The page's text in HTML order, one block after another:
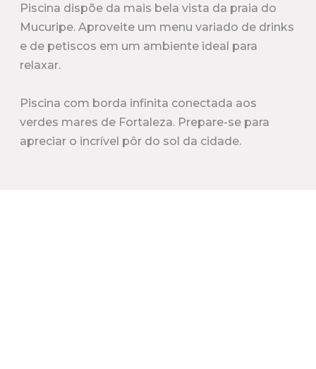
Piscina dispõe da mais bela vista da praia do
Mucuripe. Aproveite um menu variado de drinks
e de petiscos em um ambiente ideal para
relaxar.
Piscina com borda infinita conectada aos
verdes mares de Fortaleza. Prepare-se para
apreciar o incrível pôr do sol da cidade.